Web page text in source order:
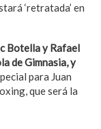
‘retratada’ en
Botella y Rafael
de Gimnasia, y
para Juan
que será la